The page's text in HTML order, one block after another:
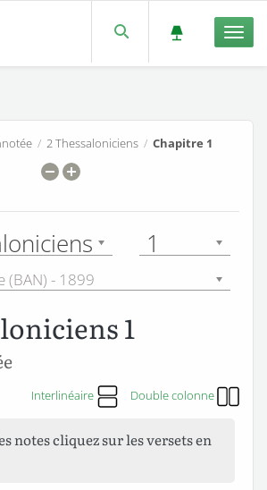
/2 Thessaloniciens /Chapitre 1
1
(BAN) - 1899
1
Interlinéaire Double colonne
notes cliquez sur les versets en